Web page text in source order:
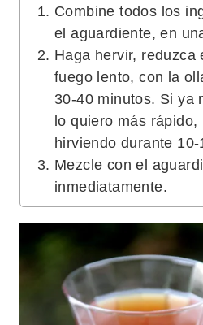
Combine todos los
el aguardiente, en
Haga hervir, reduzca
fuego lento, con la
30-40 minutos. Si ya
lo quiero más rápido,
hirviendo durante 10-
Mezcle con el
inmediatamente.